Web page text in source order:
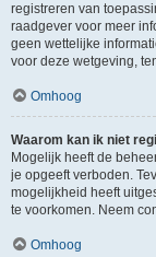
registreren van
raadgever voor meer
geen wettelijke
voor deze wetgeving,
Omhoog
Waarom kan ik niet
Mogelijk heeft de
je opgeeft verboden.
mogelijkheid heeft
te voorkomen. Neem
Omhoog